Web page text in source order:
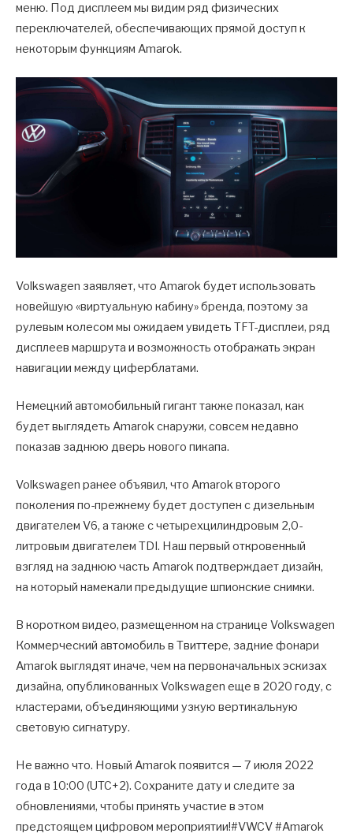
меню. Под дисплеем мы видим ряд физических
переключателей, обеспечивающих прямой доступ к
некоторым функциям Amarok.
Volkswagen заявляет, что Amarok будет использовать
новейшую «виртуальную кабину» бренда, поэтому за
рулевым колесом мы ожидаем увидеть TFT-дисплеи, ряд
дисплеев маршрута и возможность отображать экран
навигации между циферблатами.
Немецкий автомобильный гигант также показал, как
будет выглядеть Amarok снаружи, совсем недавно
показав заднюю дверь нового пикапа.
Volkswagen ранее объявил, что Amarok второго
поколения по-прежнему будет доступен с дизельным
двигателем V6, а также с четырехцилиндровым 2,0-
литровым двигателем TDI. Наш первый откровенный
взгляд на заднюю часть Amarok подтверждает дизайн,
на который намекали предыдущие шпионские снимки.
В коротком видео, размещенном на странице Volkswagen
Коммерческий автомобиль в Твиттере, задние фонари
Amarok выглядят иначе, чем на первоначальных эскизах
дизайна, опубликованных Volkswagen еще в 2020 году, с
кластерами, объединяющими узкую вертикальную
световую сигнатуру.
Не важно что. Новый Amarok появится — 7 июля 2022
года в 10:00 (UTC+2). Сохраните дату и следите за
обновлениями, чтобы принять участие в этом
предстоящем цифровом мероприятии!#VWCV #Amarok